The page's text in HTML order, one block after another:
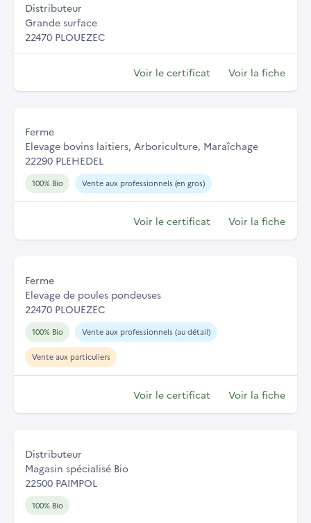
Distributeur
Grande surface
22470 PLOUEZEC
Voir le certificat Voir la fiche
Ferme
Elevage bovins laitiers, Arboriculture, Maraîchage
22290 PLEHEDEL
100% Bio Vente aux professionnels (en gros)
Voir le certificat Voir la fiche
Ferme
Elevage de poules pondeuses
22470 PLOUEZEC
100% Bio Vente aux professionnels (au détail)
Vente aux particuliers
Voir le certificat Voir la fiche
Distributeur
Magasin spécialisé Bio
22500 PAIMPOL
100% Bio